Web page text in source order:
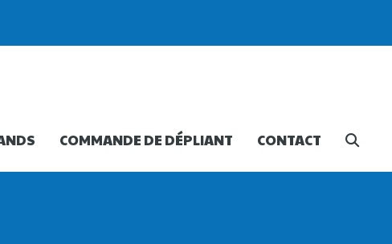
COMMANDE DE DÉPLIANT CONTACT